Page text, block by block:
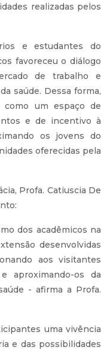
realizadas pelos
e estudantes do
favoreceu o diálogo
de trabalho e
saúde. Dessa forma,
como um espaço de
e de incentivo à
os jovens do
oferecidas pela
Profa. Catiuscia De
dos acadêmicos na
desenvolvidas
aos visitantes
aproximando-os da
- afirma a Profa.
uma vivência
e das possibilidades